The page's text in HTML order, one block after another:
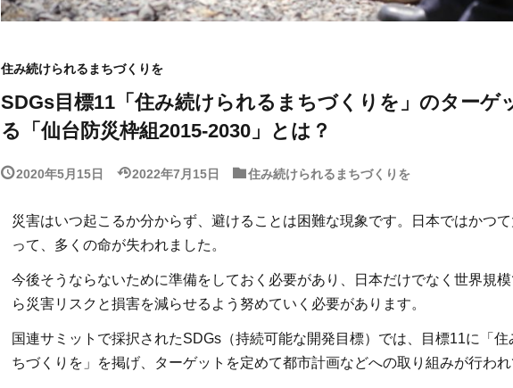
住み続けられるまちづくりを
SDGs目標11「住み続けられるまちづくりを」のターゲ
る「仙台防災枠組2015-2030」とは？
2020年5月15日 2022年7月15日 住み続けられるまちづくりを
災害はいつ起こるか分からず、避けることは困難な現象です。日本ではかつ
って、多くの命が失われました。
今後そうならないために準備をしておく必要があり、日本だけでなく世界規
ら災害リスクと損害を減らせるよう努めていく必要があります。
国連サミットで採択されたSDGs（持続可能な開発目標）では、目標11に「住
ちづくりを」を掲げ、ターゲットを定めて都市計画などへの取り組みが行われ